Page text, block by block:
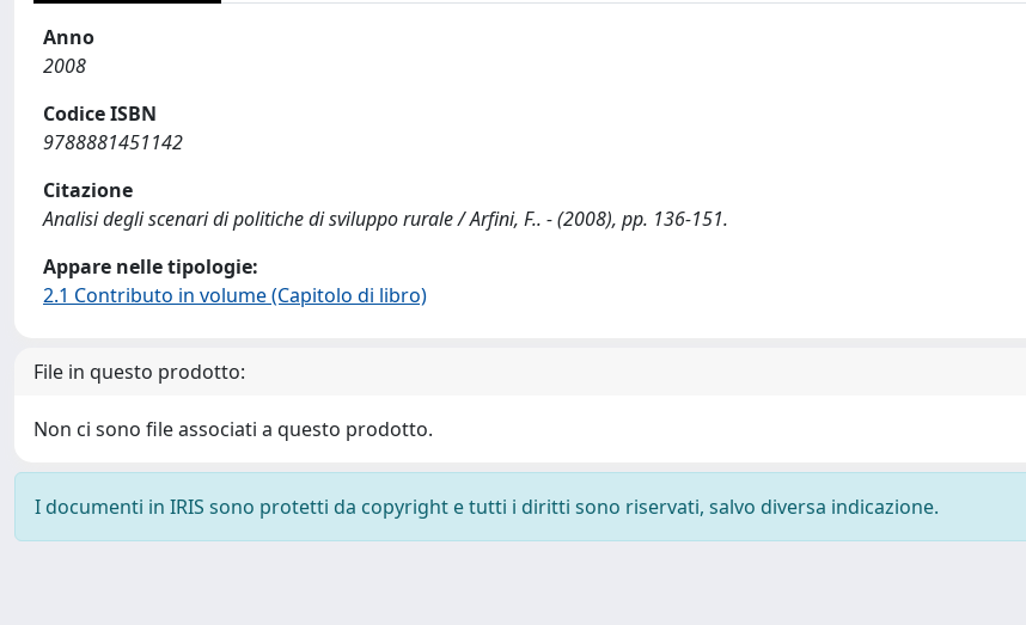
Anno
2008
Codice ISBN
9788881451142
Citazione
Analisi degli scenari di politiche di sviluppo rurale / Arfini, F.. - (2008), pp. 136-151.
Appare nelle tipologie:
2.1 Contributo in volume (Capitolo di libro)
File in questo prodotto:
Non ci sono file associati a questo prodotto.
I documenti in IRIS sono protetti da copyright e tutti i diritti sono riservati, salvo diversa indicazione.